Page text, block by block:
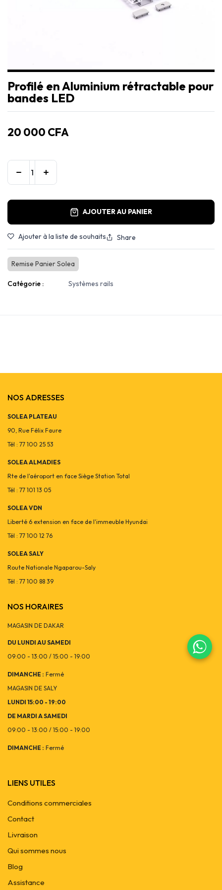
Profilé en Aluminium rétractable pour
bandes LED
20 000 CFA
AJOUTER AU PANIER
Ajouter à la liste de souhaits Share
Remise Panier Solea
Catégorie : Systèmes rails
NOS ADRESSES
SOLEA PLATEAU
90, Rue Félix Faure
Tél : 77 100 25 53
SOLEA ALMADIES
Rte de l'aéroport en face Siège Station Total
Tél : 77 101 13 05
SOLEA VDN
Liberté 6 extension en face de l'immeuble Hyundai
Tél : 77 100 12 76
SOLEA SALY
Route Nationale Ngaparou-Saly
Tél : 77 100 88 39
NOS HORAIRES
MAGASIN DE DAKAR
DU LUNDI AU SAMEDI
09:00 - 13:00 / 15:00 - 19:00
DIMANCHE : Fermé
MAGASIN DE SALY
LUNDI 15:00 - 19:00
DE MARDI A SAMEDI
09:00 - 13:00 / 15:00 - 19:00
DIMANCHE : Fermé
LIENS UTILES
Conditions commerciales
Contact
Livraison
Qui sommes nous
Blog
Assistance